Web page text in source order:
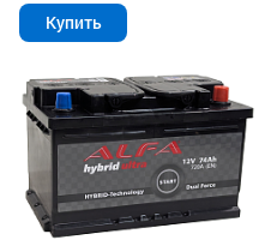
Купить